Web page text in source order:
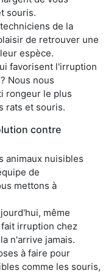
souris.
de la
de retrouver une
espèce.
favorisent l'irruption
Nous nous
rongeur le plus
rats et souris.
contre
animaux nuisibles
de
mettons à
même
irruption chez
n'arrive jamais.
à faire pour
comme les souris,